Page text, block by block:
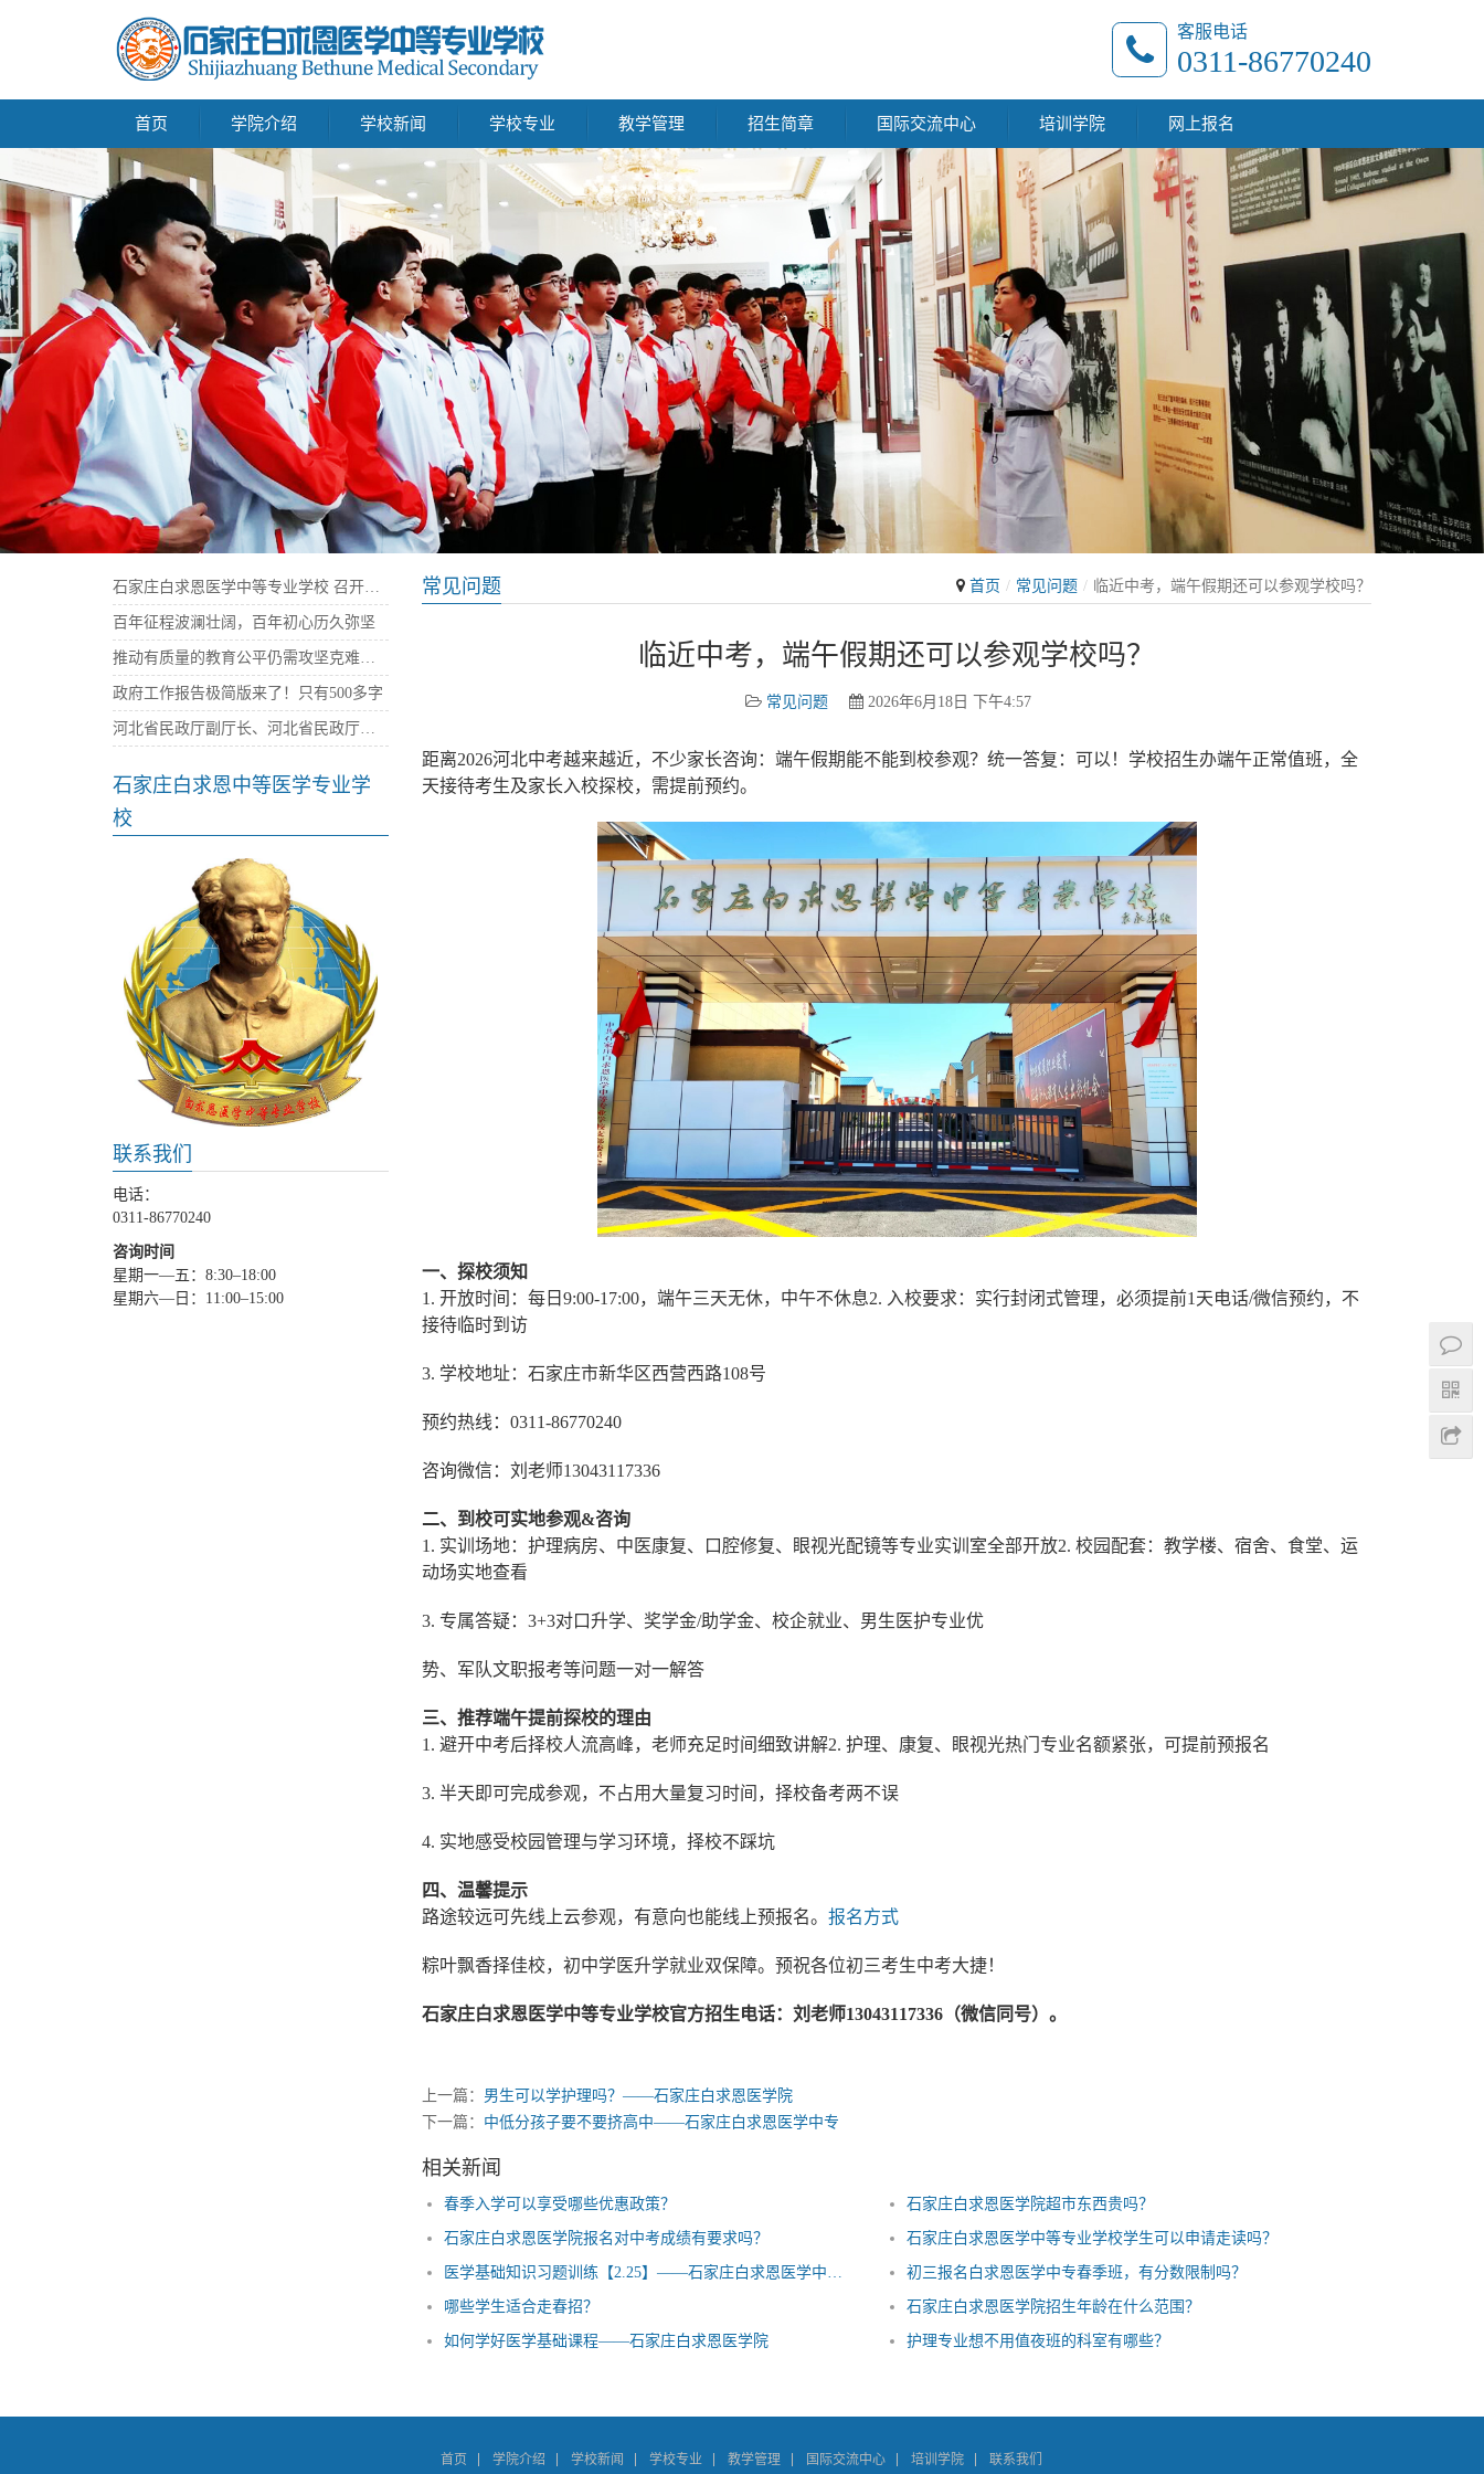
客服电话
0311-86770240
首页 学院介绍 学校新闻 学校专业 教学管理 招生简章 国际交流中心 培训学院 网上报名
首页 常见问题 临近中考，端午假期还可以参观学校吗？
常见问题
临近中考，端午假期还可以参观学校吗？
常见问题 2026年6月18日 下午4:57
距离2026河北中考越来越近，不少家长咨询：端午假期能不能到校参观？统一答复：可以！学校招生办端午正常值班，全
天接待考生及家长入校探校，需提前预约。
一、探校须知
1. 开放时间：每日9:00-17:00，端午三天无休，中午不休息2. 入校要求：实行封闭式管理，必须提前1天电话/微信预约，不
接待临时到访
3. 学校地址：石家庄市新华区西营西路108号
预约热线：0311-86770240
咨询微信：刘老师13043117336
二、到校可实地参观&咨询
1. 实训场地：护理病房、中医康复、口腔修复、
眼视光配镜等专业实训室全部开放2. 校园配套：教学楼、宿舍、食堂、运
动场实地查看
3. 专属答疑： 3+3对口升学、奖学金/助学金、校企就业、男生医护专业优
势、军队文职报考等问题一对一解答
三、推荐端午提前探校的理由
1. 避开中考后择校人流高峰，老师充足时间细致讲解2. 护理、康复、眼视光热门专业名额紧张，可提前预报名
3. 半天即可完成参观，不占用大量复习时间，择校备考两不误
4. 实地感受校园管理与学习环境，择校不踩坑
四、温馨提示
路途较远可先线上云参观，有意向也能线上预报名。 报名方式
粽叶飘香择佳校，初中学医升学就业双保障。预祝各位初三考生中考大捷！
石家庄白求恩医学中等专业学校官方招生电话：刘老师13043117336（微信同号）。
上一篇： 男生可以学护理吗？——石家庄白求恩医学院
下一篇： 中低分孩子要不要挤高中——石家庄白求恩医学中专
相关新闻
春季入学可以享受哪些优惠政策？ 石家庄白求恩医学院超市东西贵吗？
石家庄白求恩医学院报名对中考成绩有要求吗？ 石家庄白求恩医学中等专业学校学生可以申请走读吗？
医学基础知识习题训练【2.25】——石家庄白求恩医学中等专业学校 初三报名白求恩医学中专春季班，有分数限制吗？
哪些学生适合走春招？ 石家庄白求恩医学院招生年龄在什么范围？
如何学好医学基础课程——石家庄白求恩医学院 护理专业想不用值夜班的科室有哪些？
百年征程波澜壮阔，百年初心历久弥坚
政府工作报告极简版来了！只有500多字
石家庄白求恩中等医学专业学
校
联系我们
电话：
0311-86770240
咨询时间
星期一—五：8:30–18:00
星期六—日：11:00–15:00
首页 学院介绍 学校新闻 学校专业 教学管理 国际交流中心 培训学院 联系我们